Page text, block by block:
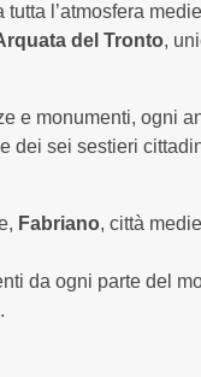
tutta l’atmosfera
del Tronto,
e monumenti, ogni
sei sestieri
Fabriano, città
da ogni parte del